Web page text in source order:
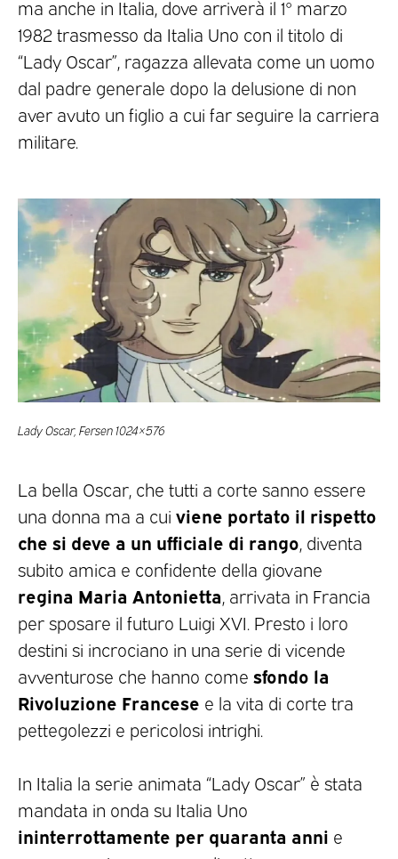
ma anche in Italia, dove arriverà il 1° marzo
1982 trasmesso da Italia Uno con il titolo di
“Lady Oscar”, ragazza allevata come un uomo
dal padre generale dopo la delusione di non
aver avuto un figlio a cui far seguire la carriera
militare.
Lady Oscar, Fersen 1024×576
La bella Oscar, che tutti a corte sanno essere
una donna ma a cui viene portato il rispetto
che si deve a un ufficiale di rango, diventa
subito amica e confidente della giovane
regina Maria Antonietta, arrivata in Francia
per sposare il futuro Luigi XVI. Presto i loro
destini si incrociano in una serie di vicende
avventurose che hanno come sfondo la
Rivoluzione Francese e la vita di corte tra
pettegolezzi e pericolosi intrighi.
In Italia la serie animata “Lady Oscar” è stata
mandata in onda su Italia Uno
ininterrottamente per quaranta anni e